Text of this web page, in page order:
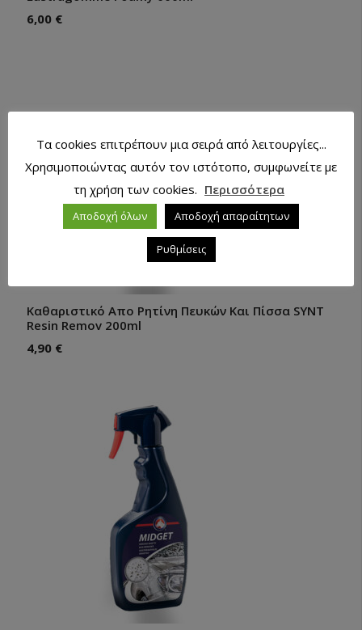
6,00 €
Καθαριστικό Απο Ρητίνη Πευκών Και Πίσσα SYNT
Resin Remov 200ml
4,90 €
Τα cookies επιτρέπουν μια σειρά από λειτουργίες...
Χρησιμοποιώντας αυτόν τον ιστότοπο, συμφωνείτε με
τη χρήση των cookies. Περισσότερα
Αποδοχή όλων Αποδοχή απαραίτητων
Ρυθμίσεις